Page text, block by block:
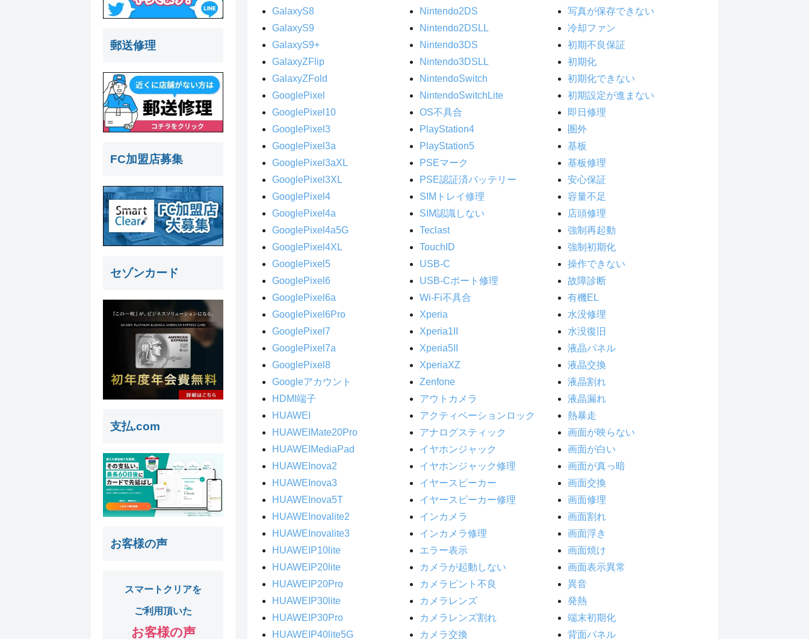
GalaxyS8
GalaxyS9
GalaxyS9+
GalaxyZFlip
GalaxyZFold
GooglePixel
GooglePixel10
GooglePixel3
GooglePixel3a
GooglePixel3aXL
GooglePixel3XL
GooglePixel4
GooglePixel4a
GooglePixel4a5G
GooglePixel4XL
GooglePixel5
GooglePixel6
GooglePixel6a
GooglePixel6Pro
GooglePixel7
GooglePixel7a
GooglePixel8
Googleアカウント
HDMI端子
HUAWEI
HUAWEIMate20Pro
HUAWEIMediaPad
HUAWEInova2
HUAWEInova3
HUAWEInova5T
HUAWEInovalite2
HUAWEInovalite3
HUAWEIP10lite
HUAWEIP20lite
HUAWEIP20Pro
HUAWEIP30lite
HUAWEIP30Pro
HUAWEIP40lite5G
Nintendo2DS
Nintendo2DSLL
Nintendo3DS
Nintendo3DSLL
NintendoSwitch
NintendoSwitchLite
OS不具合
PlayStation4
PlayStation5
PSEマーク
PSE認証済バッテリー
SIMトレイ修理
SIM認識しない
Teclast
TouchID
USB-C
USB-Cポート修理
Wi-Fi不具合
Xperia
Xperia1II
Xperia5II
XperiaXZ
Zenfone
アウトカメラ
アクティベーションロック
アナログスティック
イヤホンジャック
イヤホンジャック修理
イヤースピーカー
イヤースピーカー修理
インカメラ
インカメラ修理
エラー表示
カメラが起動しない
カメラピント不良
カメラレンズ
カメラレンズ割れ
カメラ交換
写真が保存できない
冷却ファン
初期不良保証
初期化
初期化できない
初期設定が進まない
即日修理
圏外
基板
基板修理
安心保証
容量不足
店頭修理
強制再起動
強制初期化
操作できない
故障診断
有機EL
水没修理
水没復旧
液晶パネル
液晶交換
液晶割れ
液晶漏れ
熱暴走
画面が映らない
画面が白い
画面が真っ暗
画面交換
画面修理
画面割れ
画面浮き
画面焼け
画面表示異常
異音
発熱
端末初期化
背面パネル
郵送修理
FC加盟店募集
セゾンカード
支払.com
お客様の声
スマートクリアを
ご利用頂いた
お客様の声